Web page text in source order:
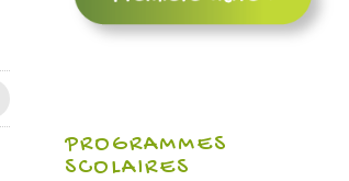
PROGRAMMES
SCOLAIRES